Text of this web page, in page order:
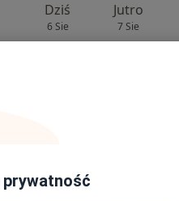
Dziś
6 Sie
Jutro
7 Sie
prywatność